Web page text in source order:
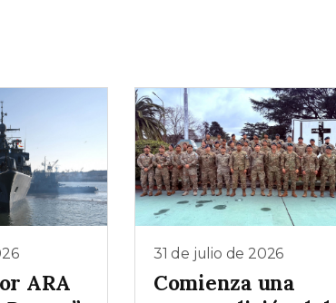
ARA
31 de julio de 2026
Comienza una